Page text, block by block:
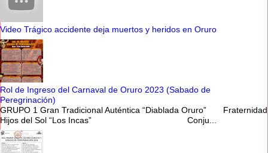
Video Trágico accidente deja muertos y heridos en Oruro
Rol de Ingreso del Carnaval de Oruro 2023 (Sabado de
Peregrinación)
GRUPO 1 Gran Tradicional Auténtica “Diablada Oruro” Fraternidad
Hijos del Sol “Los Incas” Conju...